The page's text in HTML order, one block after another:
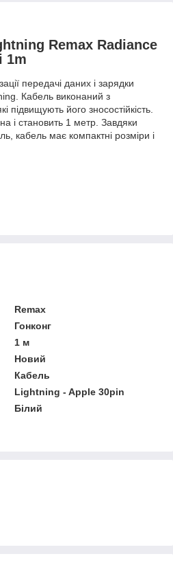
Remax Radiance
1m
передачі даних і зарядки
Кабель виконаний з
підвищують його зносостійкість.
і становить 1 метр. Завдяки
кабель має компактні розміри і
Remax
Гонконг
1 м
Новий
Кабель
Lightning - Apple 30pin
Білий